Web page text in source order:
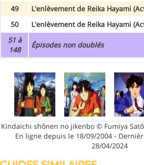
49
L'enlèvement de Reika Hayami
50
L'enlèvement de Reika Hayami
51 à
148
Épisodes non doublés
Kindaichi shônen no jikenbo © Fumiya
En ligne depuis le 18/09/2004 -
28/04/2024